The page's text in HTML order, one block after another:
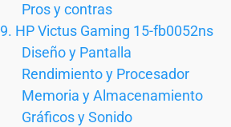
Pros y contras
9. HP Victus Gaming 15-fb0052ns
Diseño y Pantalla
Rendimiento y Procesador
Memoria y Almacenamiento
Gráficos y Sonido